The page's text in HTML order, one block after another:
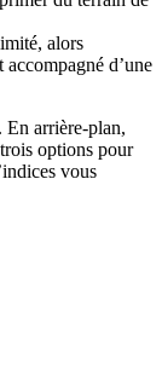
alors
d’une
En arrière-plan,
options pour
vous